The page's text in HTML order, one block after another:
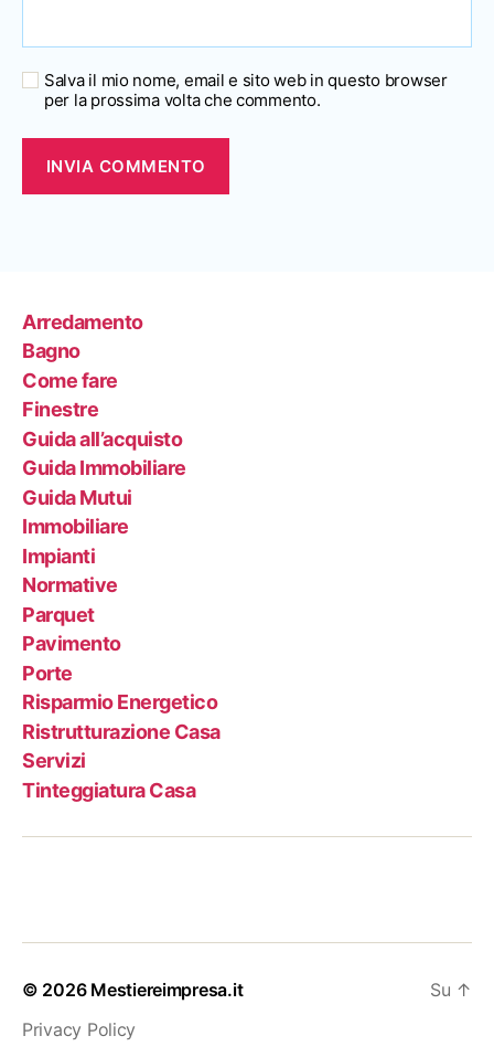
Salva il mio nome, email e sito web in questo browser
per la prossima volta che commento.
Arredamento
Bagno
Come fare
Finestre
Guida all’acquisto
Guida Immobiliare
Guida Mutui
Immobiliare
Impianti
Normative
Parquet
Pavimento
Porte
Risparmio Energetico
Ristrutturazione Casa
Servizi
Tinteggiatura Casa
© 2026 Mestiereimpresa.it
Privacy Policy
Su ↑